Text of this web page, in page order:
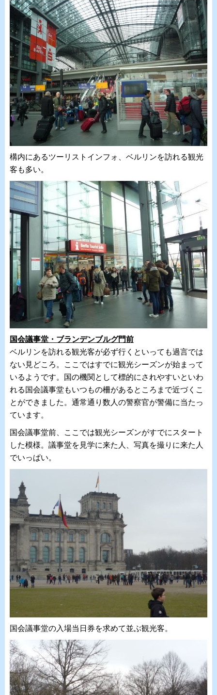
構内にあるツーリストインフォ、ベルリンを訪れる観光
客も多い。
国会議事堂・ブランデンブルグ門前
ベルリンを訪れる観光客が必ず行くといっても過言では
ない見どこ ろ。ここではすでに観光シーズンが始まって
いるようです。
国の機関として標的にされやすいといわ
れる国会議事堂もいつもの柵があるところまで近づくこ
とができました。 通常通り数人の警察官が警備に当たっ
ています。
国会議事堂前、ここでは観光シーズンがすでにスタート
した模様。議事堂を見学に来た人、写真を撮りに来た人
でいっぱい。
国会議事堂の入場当日券を求めて並ぶ観光客。